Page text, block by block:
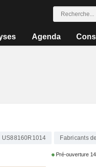
Agenda
US88160R1014 Fabricants
Pré-ouverture